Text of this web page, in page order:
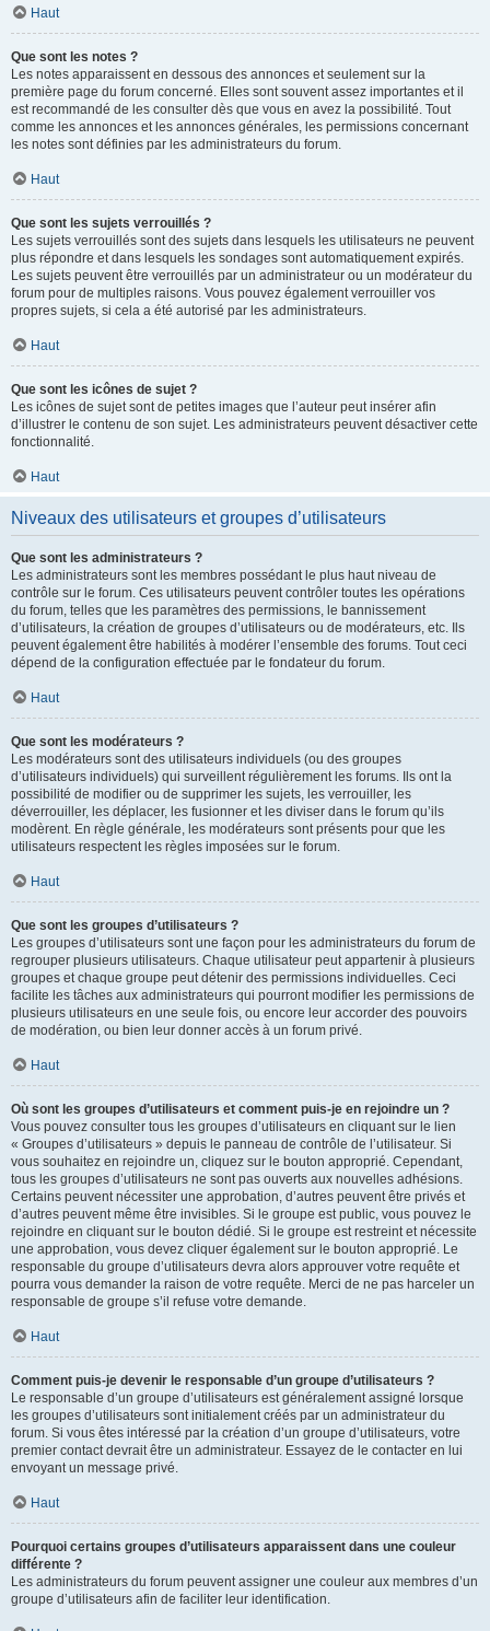
Haut
Que sont les notes ?
Les notes apparaissent en dessous des annonces et seulement sur la
première page du forum concerné. Elles sont souvent assez importantes et il
est recommandé de les consulter dès que vous en avez la possibilité. Tout
comme les annonces et les annonces générales, les permissions concernant
les notes sont définies par les administrateurs du forum.
Haut
Que sont les sujets verrouillés ?
Les sujets verrouillés sont des sujets dans lesquels les utilisateurs ne peuvent
plus répondre et dans lesquels les sondages sont automatiquement expirés.
Les sujets peuvent être verrouillés par un administrateur ou un modérateur du
forum pour de multiples raisons. Vous pouvez également verrouiller vos
propres sujets, si cela a été autorisé par les administrateurs.
Haut
Que sont les icônes de sujet ?
Les icônes de sujet sont de petites images que l’auteur peut insérer afin
d’illustrer le contenu de son sujet. Les administrateurs peuvent désactiver cette
fonctionnalité.
Haut
Niveaux des utilisateurs et groupes d’utilisateurs
Que sont les administrateurs ?
Les administrateurs sont les membres possédant le plus haut niveau de
contrôle sur le forum. Ces utilisateurs peuvent contrôler toutes les opérations
du forum, telles que les paramètres des permissions, le bannissement
d’utilisateurs, la création de groupes d’utilisateurs ou de modérateurs, etc. Ils
peuvent également être habilités à modérer l’ensemble des forums. Tout ceci
dépend de la configuration effectuée par le fondateur du forum.
Haut
Que sont les modérateurs ?
Les modérateurs sont des utilisateurs individuels (ou des groupes
d’utilisateurs individuels) qui surveillent régulièrement les forums. Ils ont la
possibilité de modifier ou de supprimer les sujets, les verrouiller, les
déverrouiller, les déplacer, les fusionner et les diviser dans le forum qu’ils
modèrent. En règle générale, les modérateurs sont présents pour que les
utilisateurs respectent les règles imposées sur le forum.
Haut
Que sont les groupes d’utilisateurs ?
Les groupes d’utilisateurs sont une façon pour les administrateurs du forum de
regrouper plusieurs utilisateurs. Chaque utilisateur peut appartenir à plusieurs
groupes et chaque groupe peut détenir des permissions individuelles. Ceci
facilite les tâches aux administrateurs qui pourront modifier les permissions de
plusieurs utilisateurs en une seule fois, ou encore leur accorder des pouvoirs
de modération, ou bien leur donner accès à un forum privé.
Haut
Où sont les groupes d’utilisateurs et comment puis-je en rejoindre un ?
Vous pouvez consulter tous les groupes d’utilisateurs en cliquant sur le lien
« Groupes d’utilisateurs » depuis le panneau de contrôle de l’utilisateur. Si
vous souhaitez en rejoindre un, cliquez sur le bouton approprié. Cependant,
tous les groupes d’utilisateurs ne sont pas ouverts aux nouvelles adhésions.
Certains peuvent nécessiter une approbation, d’autres peuvent être privés et
d’autres peuvent même être invisibles. Si le groupe est public, vous pouvez le
rejoindre en cliquant sur le bouton dédié. Si le groupe est restreint et nécessite
une approbation, vous devez cliquer également sur le bouton approprié. Le
responsable du groupe d’utilisateurs devra alors approuver votre requête et
pourra vous demander la raison de votre requête. Merci de ne pas harceler un
responsable de groupe s’il refuse votre demande.
Haut
Comment puis-je devenir le responsable d’un groupe d’utilisateurs ?
Le responsable d’un groupe d’utilisateurs est généralement assigné lorsque
les groupes d’utilisateurs sont initialement créés par un administrateur du
forum. Si vous êtes intéressé par la création d’un groupe d’utilisateurs, votre
premier contact devrait être un administrateur. Essayez de le contacter en lui
envoyant un message privé.
Haut
Pourquoi certains groupes d’utilisateurs apparaissent dans une couleur
différente ?
Les administrateurs du forum peuvent assigner une couleur aux membres d’un
groupe d’utilisateurs afin de faciliter leur identification.